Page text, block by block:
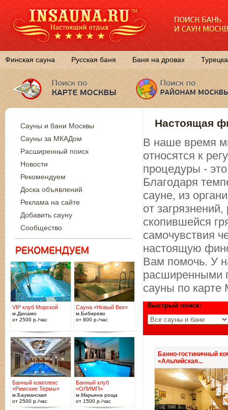
Финская сауна Русская баня Баня на дровах
Настоящая
В наше время
относятся к
процедуры -
Благодаря
сауне, из
от
скопившейся
самочувствия
настоящую
Вам помочь. У
расширенными
сауны по
Быстрый поиск:
Банно-гостиничный
«Альпийская...
Сауны и бани Москвы
Сауны за МКАДом
Расширенный поиск
Новости
Рекомендуем
Доска объявлений
Реклама на сайте
Добавить сауну
Сообщество
VIP клуб Морской
м.Динамо
от 2500 р./час
Сауна «Новый Век»
м.Бибирево
от 800 р./час
Банный комплекс
«Римские Термы»
м.Бауманская
от 2500 р./час
Банный клуб
«ОЛИМП»
м.Марьина роща
от 1500 р./час